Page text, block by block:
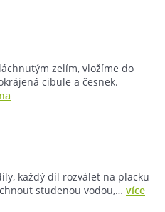
zelím, vložíme do
cibule a česnek.
každý díl rozválet na placku
studenou vodou,… více